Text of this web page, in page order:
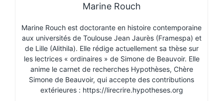
Marine Rouch
Marine Rouch est doctorante en histoire contemporaine
aux universités de Toulouse Jean Jaurès (Framespa) et
de Lille (Alithila). Elle rédige actuellement sa thèse sur
les lectrices « ordinaires » de Simone de Beauvoir. Elle
anime le carnet de recherches Hypothèses, Chère
Simone de Beauvoir, qui accepte des contributions
extérieures : https://lirecrire.hypotheses.org